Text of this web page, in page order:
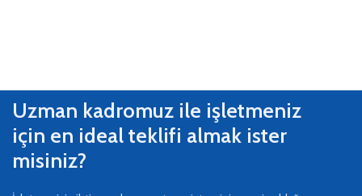
Uzman kadromuz ile işletmeniz
için en ideal teklifi almak ister
misiniz?